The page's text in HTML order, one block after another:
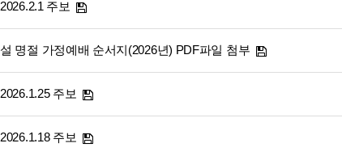
2026.2.1 주보
설 명절 가정예배 순서지(2026년) PDF파일 첨부
2026.1.25 주보
2026.1.18 주보